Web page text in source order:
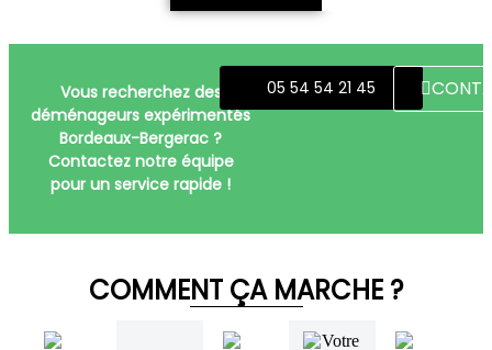
Vous recherchez des
déménageurs expérimentés
Bordeaux-Bergerac ?
Contactez notre équipe
pour un service rapide !
05 54 54 21 45
COMMENT ÇA MARCHE ?